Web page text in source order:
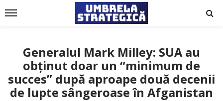
Generalul Mark Milley: SUA au
obținut doar un “minimum de
succes” după aproape două decenii
de lupte sângeroase în Afganistan